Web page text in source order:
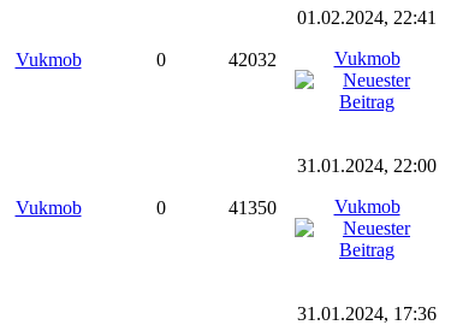
Vukmob 0 42032
01.02.2024, 22:41
Vukmob
Vukmob 0 41350
31.01.2024, 22:00
Vukmob
31.01.2024, 17:36